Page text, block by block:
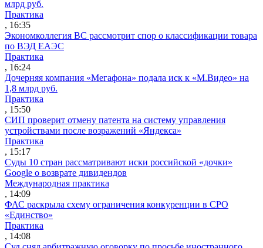
млрд руб.
Практика
, 16:35
Экономколлегия ВС рассмотрит спор о классификации товара
по ВЭД ЕАЭС
Практика
, 16:24
Дочерняя компания «Мегафона» подала иск к «М.Видео» на
1,8 млрд руб.
Практика
, 15:50
СИП проверит отмену патента на систему управления
устройствами после возражений «Яндекса»
Практика
, 15:17
Суды 10 стран рассматривают иски российской «дочки»
Google о возврате дивидендов
Международная практика
, 14:09
ФАС раскрыла схему ограничения конкуренции в СРО
«Единство»
Практика
, 14:08